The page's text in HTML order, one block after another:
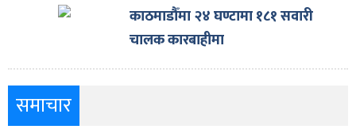
काठमाडौँमा २४ घण्टामा १८१ सवारी
चालक कारबाहीमा
समाचार